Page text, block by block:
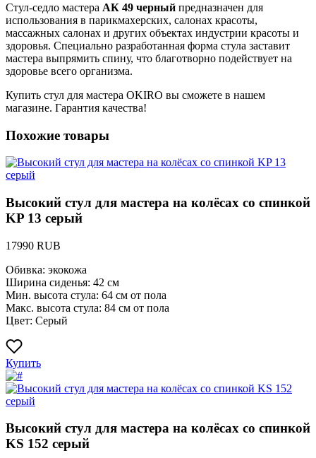
Стул-седло мастера АК 49 черный предназначен для
использования в парикмахерских, салонах красоты,
массажных салонах и других объектах индустрии красоты и
здоровья. Специально разработанная форма стула заставит
мастера выпрямить спину, что благотворно подействует на
здоровье всего организма.
Купить стул для мастера OKIRO вы сможете в нашем
магазине. Гарантия качества!
Похожие товары
Высокий стул для мастера на колёсах со спинкой
KP 13 серый
17990 RUB
Обивка: экокожа
Ширина сиденья: 42 см
Мин. высота стула: 64 см от пола
Макс. высота стула: 84 см от пола
Цвет: Серый
Купить
Высокий стул для мастера на колёсах со спинкой
KS 152 серый